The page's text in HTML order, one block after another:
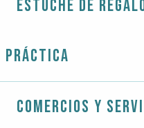
Estuche de
Práctica
Comercios y